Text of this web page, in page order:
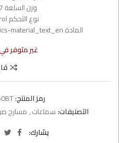
وزن السلعة 6.7 أونصة
نوع التحكم Call Control
المادة Result.feed.gl_electronics-material_text_en
غير متوفر
رمز المنتج:
التصنيفات:سماعات, مسارح
يشارك